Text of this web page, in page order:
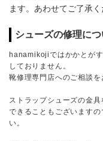
ます。あわせてご了承く
シューズの修理につ
hanamikojiではかかとが
しておりません。
靴修理専門店へのご相談を
ストラップシューズの金
できることもございます
い。